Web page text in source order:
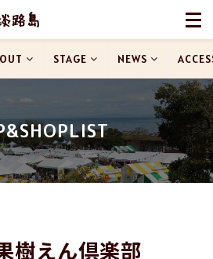
STAGE NEWS
樹えん倶楽部